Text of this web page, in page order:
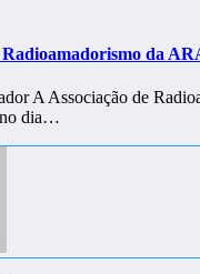
da
A Associação de
no dia…